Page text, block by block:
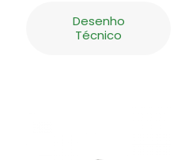
Desenho
Técnico